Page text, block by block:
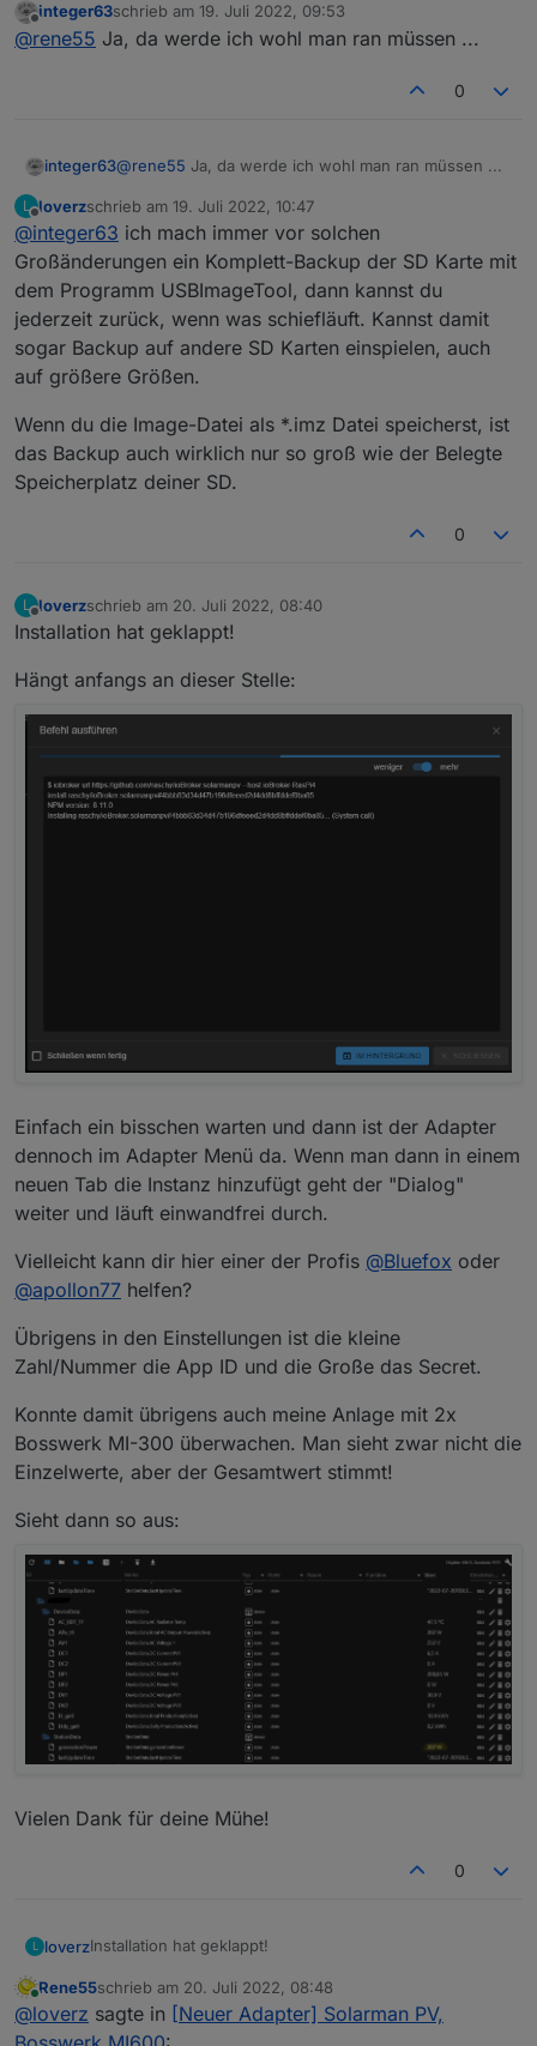
geschrieben. Über kurz oder lang werden alle Adapter
damit (oder mit react) arbeiten, so dass du dich mal in
Offline
integer63schrieb am 19. Juli 2022, 09:53
zuletzt editiert von
@rene55 Ja, da werde ich wohl man ran müssen ...
0
integer63@rene55 Ja, da werde ich wohl man ran müssen ...
L
Offline
loverzschrieb am 19. Juli 2022, 10:47
zuletzt editiert von
@integer63 ich mach immer vor solchen
Großänderungen ein Komplett-Backup der SD Karte mit
dem Programm USBImageTool, dann kannst du
jederzeit zurück, wenn was schiefläuft. Kannst damit
sogar Backup auf andere SD Karten einspielen, auch
auf größere Größen.
Wenn du die Image-Datei als *.imz Datei speicherst, ist
das Backup auch wirklich nur so groß wie der Belegte
Speicherplatz deiner SD.
0
L
Offline
loverzschrieb am 20. Juli 2022, 08:40
zuletzt editiert von
Installation hat geklappt!
Hängt anfangs an dieser Stelle:
Einfach ein bisschen warten und dann ist der Adapter
dennoch im Adapter Menü da. Wenn man dann in einem
neuen Tab die Instanz hinzufügt geht der "Dialog"
weiter und läuft einwandfrei durch.
Vielleicht kann dir hier einer der Profis @Bluefox oder
@apollon77 helfen?
Übrigens in den Einstellungen ist die kleine
Zahl/Nummer die App ID und die Große das Secret.
Konnte damit übrigens auch meine Anlage mit 2x
Bosswerk MI-300 überwachen. Man sieht zwar nicht die
Einzelwerte, aber der Gesamtwert stimmt!
Sieht dann so aus:
Vielen Dank für deine Mühe!
0
L loverzInstallation hat geklappt!
Hängt anfangs an dieser Stelle:
Einfach ein bisschen warten und dann ist der Adapter
Online
Rene55schrieb am 20. Juli 2022, 08:48
zuletzt editiert von
@loverz sagte in [Neuer Adapter] Solarman PV,